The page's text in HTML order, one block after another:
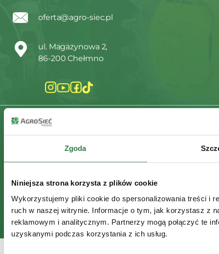
Zgoda
Niniejsza strona korzysta z plików cookie
Wykorzystujemy pliki cookie do spersonalizowania treści i
ruch w naszej witrynie. Informacje o tym, jak korzystasz z
reklamowym i analitycznym. Partnerzy mogą połączyć te
uzyskanymi podczas korzystania z ich usług.
oferta@agro-siec.pl
ul. Magazynowa 2,
86-200 Chełmno
RegulaminWarunki gwarancji John Deere
Ogólne warunki sprzedaży części
Krajowy System e-Faktur
klauzula informacyjna RODO
© 2022 - 2026 Agro-Sieć Maszyny sp. z o.o.
Polityka prywatności i cookies
Inspektor ochrony danych